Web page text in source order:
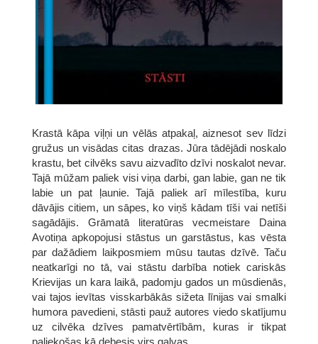
Krastā kāpa viļņi un vēlās atpakaļ, aiznesot sev līdzi
gružus un visādas citas drazas. Jūra tādējādi noskalo
krastu, bet cilvēks savu aizvadīto dzīvi noskalot nevar.
Tajā mūžam paliek visi viņa darbi, gan labie, gan ne tik
labie un pat ļaunie. Tajā paliek arī mīlestība, kuru
dāvājis citiem, un sāpes, ko viņš kādam tīši vai netīši
sagādājis. Grāmatā literatūras vecmeistare Daina
Avotiņa apkopojusi stāstus un garstāstus, kas vēsta
par dažādiem laikposmiem mūsu tautas dzīvē. Taču
neatkarīgi no tā, vai stāstu darbība notiek cariskās
Krievijas un kara laikā, padomju gados un mūsdienās,
vai tajos ievītas visskarbākās sižeta līnijas vai smalki
humora pavedieni, stāsti pauž autores viedo skatījumu
uz cilvēka dzīves pamatvērtībām, kuras ir tikpat
paliekošas kā debesis virs galvas.